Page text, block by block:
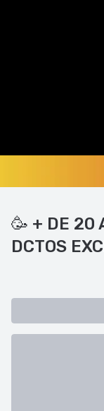
🥳 + DE 20
DCTOS